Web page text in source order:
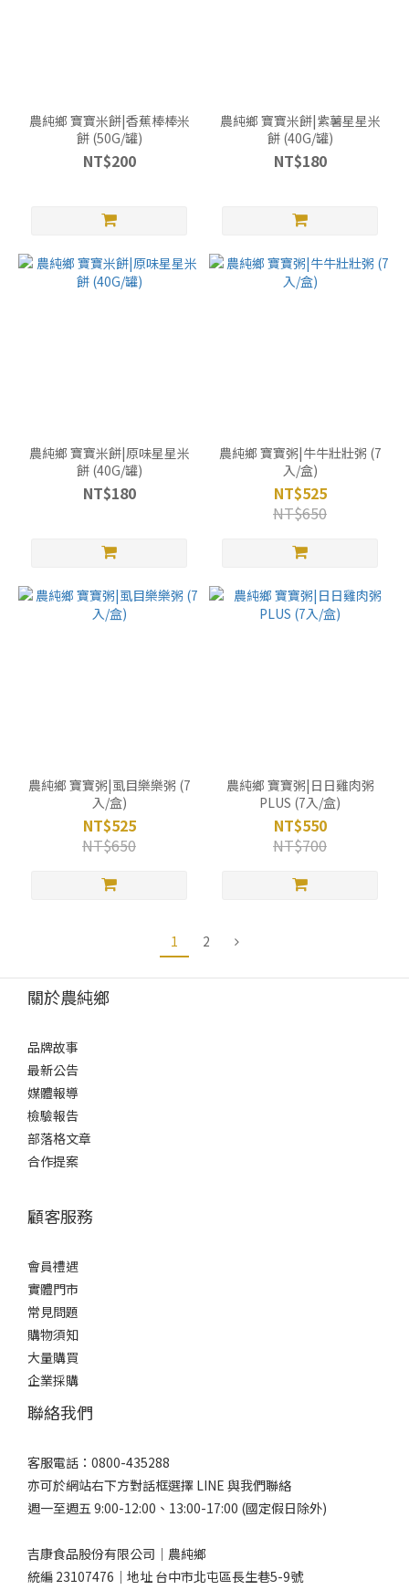
農純鄉 寶寶米餅|香蕉棒棒米
餅 (50G/罐)
NT$200
農純鄉 寶寶米餅|紫薯星星米
餅 (40G/罐)
NT$180
農純鄉 寶寶米餅|原味星星米
餅 (40G/罐)
NT$180
農純鄉 寶寶粥|牛牛壯壯粥 (7
入/盒)
NT$525
NT$650
農純鄉 寶寶粥|虱目樂樂粥 (7
入/盒)
NT$525
NT$650
農純鄉 寶寶粥|日日雞肉粥
PLUS (7入/盒)
NT$550
NT$700
1 2
關於農純鄉
品牌故事
最新公告
媒體報導
檢驗報告
部落格文章
合作提案
顧客服務
會員禮遇
實體門市
常見問題
購物須知
大量購買
企業採購
聯絡我們
客服電話：0800-435288
亦可於網站右下方對話框選擇 LINE 與我們聯絡
週一至週五 9:00-12:00、13:00-17:00 (國定假日除外)
吉康食品股份有限公司｜農純鄉
統編 23107476｜地址 台中市北屯區長生巷5-9號